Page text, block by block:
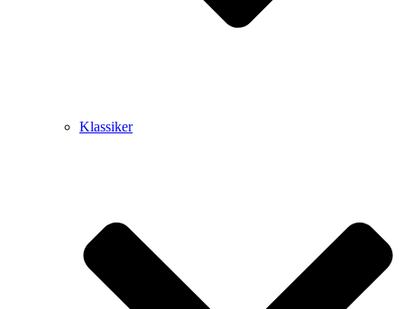
Klassiker